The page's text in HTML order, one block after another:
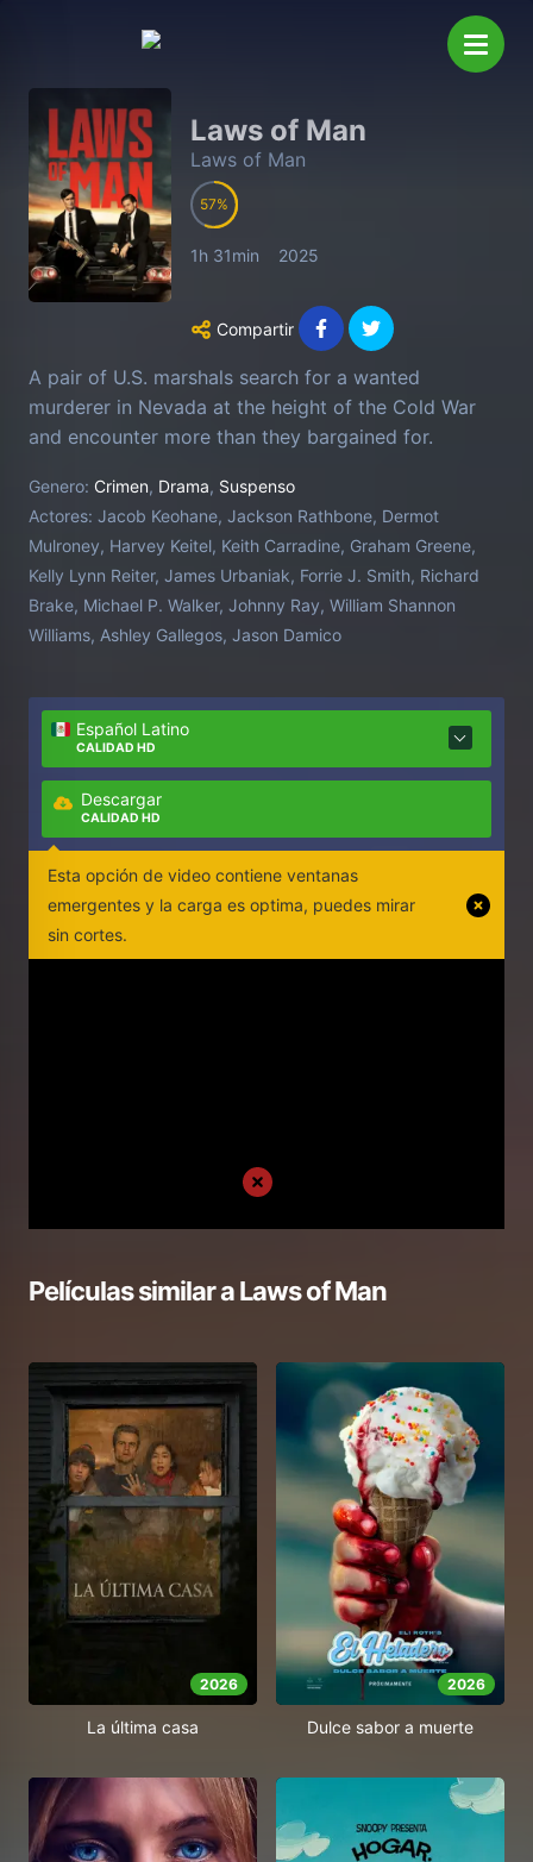
Laws of Man
Laws of Man
57
1h 31min 2025
Compartir
A pair of U.S. marshals search for a wanted
murderer in Nevada at the height of the Cold War
and encounter more than they bargained for.
Genero: Crimen, Drama, Suspenso
Actores: Jacob Keohane, Jackson Rathbone, Dermot
Mulroney, Harvey Keitel, Keith Carradine, Graham Greene,
Kelly Lynn Reiter, James Urbaniak, Forrie J. Smith, Richard
Brake, Michael P. Walker, Johnny Ray, William Shannon
Williams, Ashley Gallegos, Jason Damico
Español Latino
CALIDAD HD
Descargar
CALIDAD HD
Esta opción de video contiene ventanas
emergentes y la carga es optima, puedes mirar
sin cortes.
Películas similar aLaws of Man
2026
La última casa
2026
Dulce sabor a muerte